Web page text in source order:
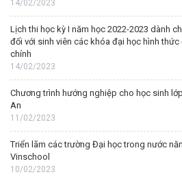
14/02/2023
Lịch thi học kỳ I năm học 2022-2023 dành
đối với sinh viên các khóa đại học hình
chính
14/02/2023
Chương trình hướng nghiệp cho học sinh
An
11/02/2023
Triển lãm các trường Đại học trong nước
Vinschool
10/02/2023